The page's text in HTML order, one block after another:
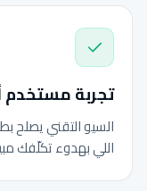
تجربة
السيو التقني يصلح
اللي بهدوء تكلّفك